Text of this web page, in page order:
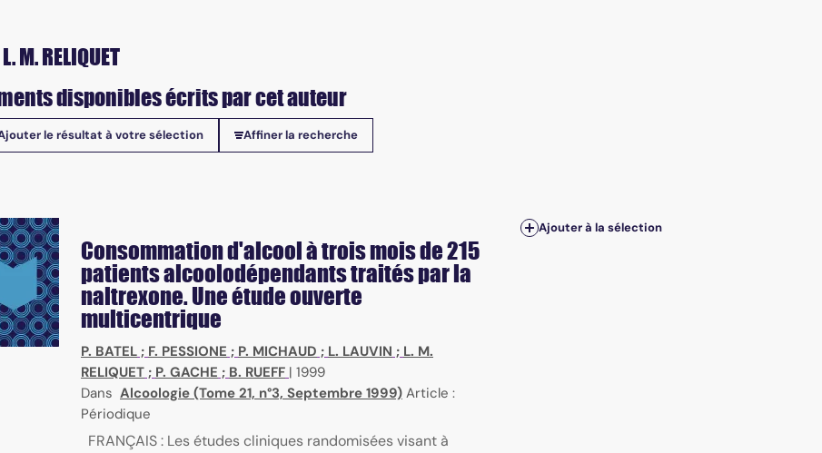
M. RELIQUET
disponibles écrits par cet auteur
le résultat à votre sélection Affiner la recherche
Consommation d'alcool à trois mois de 215
patients alcoolodépendants traités par la
naltrexone. Une étude ouverte
multicentrique
P. BATEL ; F. PESSIONE ; P. MICHAUD ; L. LAUVIN ; L. M.
RELIQUET ; P. GACHE ; B. RUEFF | 1999
Dans Alcoologie (Tome 21, n°3, Septembre 1999) Article :
Périodique
FRANÇAIS : Les études cliniques randomisées visant à
Ajouter à la sélection